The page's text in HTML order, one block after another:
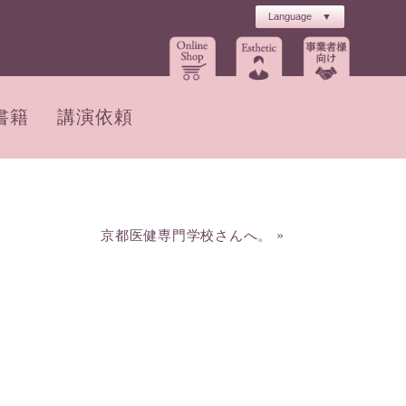
籍 講演依頼
京都医健専門学校さんへ。 »